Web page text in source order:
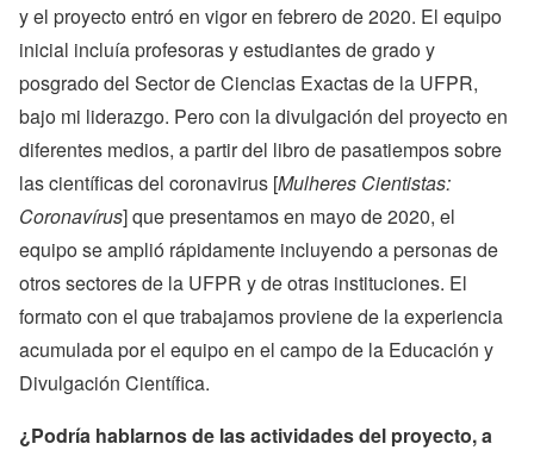
y el proyecto entró en vigor en febrero de 2020. El equipo
inicial incluía profesoras y estudiantes de grado y
posgrado del Sector de Ciencias Exactas de la UFPR,
bajo mi liderazgo. Pero con la divulgación del proyecto en
diferentes medios, a partir del libro de pasatiempos sobre
las científicas del coronavirus [Mulheres Cientistas:
Coronavírus] que presentamos en mayo de 2020, el
equipo se amplió rápidamente incluyendo a personas de
otros sectores de la UFPR y de otras instituciones. El
formato con el que trabajamos proviene de la experiencia
acumulada por el equipo en el campo de la Educación y
Divulgación Científica.
¿Podría hablarnos de las actividades del proyecto, a